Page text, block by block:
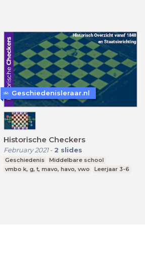
Historische Checkers
February 2021- 2 slides
Geschiedenis
Middelbare school
vmbo k, g, t, mavo, havo, vwo
Leerjaar 3-6
Geschiedenisleraar.nl